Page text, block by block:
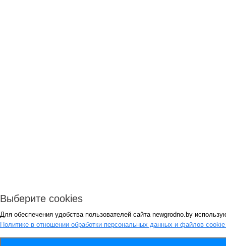
Выберите cookies
Для обеспечения удобства пользователей сайта newgrodno.by
Политике в отношении обработки персональных данных и файлов